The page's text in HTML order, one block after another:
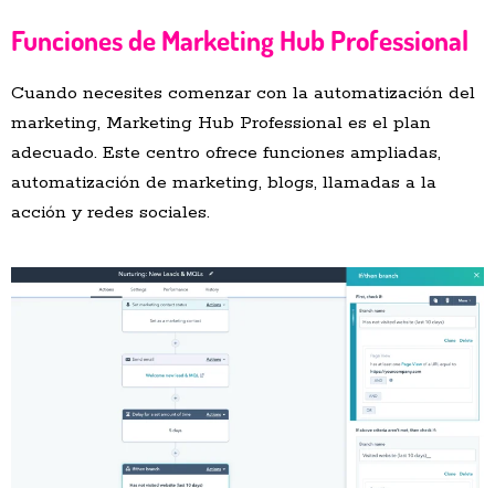
Funciones de Marketing Hub Professional
Cuando necesites comenzar con la automatización del
marketing, Marketing Hub Professional es el plan
adecuado. Este centro ofrece funciones ampliadas,
automatización de marketing, blogs, llamadas a la
acción y redes sociales.